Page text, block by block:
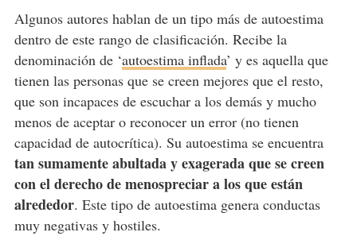
Algunos autores hablan de un tipo más de autoestima
dentro de este rango de clasificación. Recibe la
denominación de ‘autoestima inflada’ y es aquella que
tienen las personas que se creen mejores que el resto,
que son incapaces de escuchar a los demás y mucho
menos de aceptar o reconocer un error (no tienen
capacidad de autocrítica). Su autoestima se encuentra
tan sumamente abultada y exagerada que se creen
con el derecho de menospreciar a los que están
alrededor. Este tipo de autoestima genera conductas
muy negativas y hostiles.